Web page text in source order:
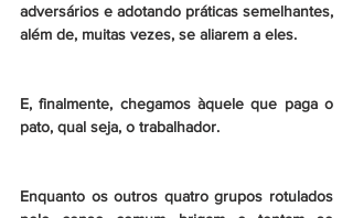
adversários e adotando práticas semelhantes,
além de, muitas vezes, se aliarem a eles.
E, finalmente, chegamos àquele que paga o
pato, qual seja, o trabalhador.
Enquanto os outros quatro grupos rotulados